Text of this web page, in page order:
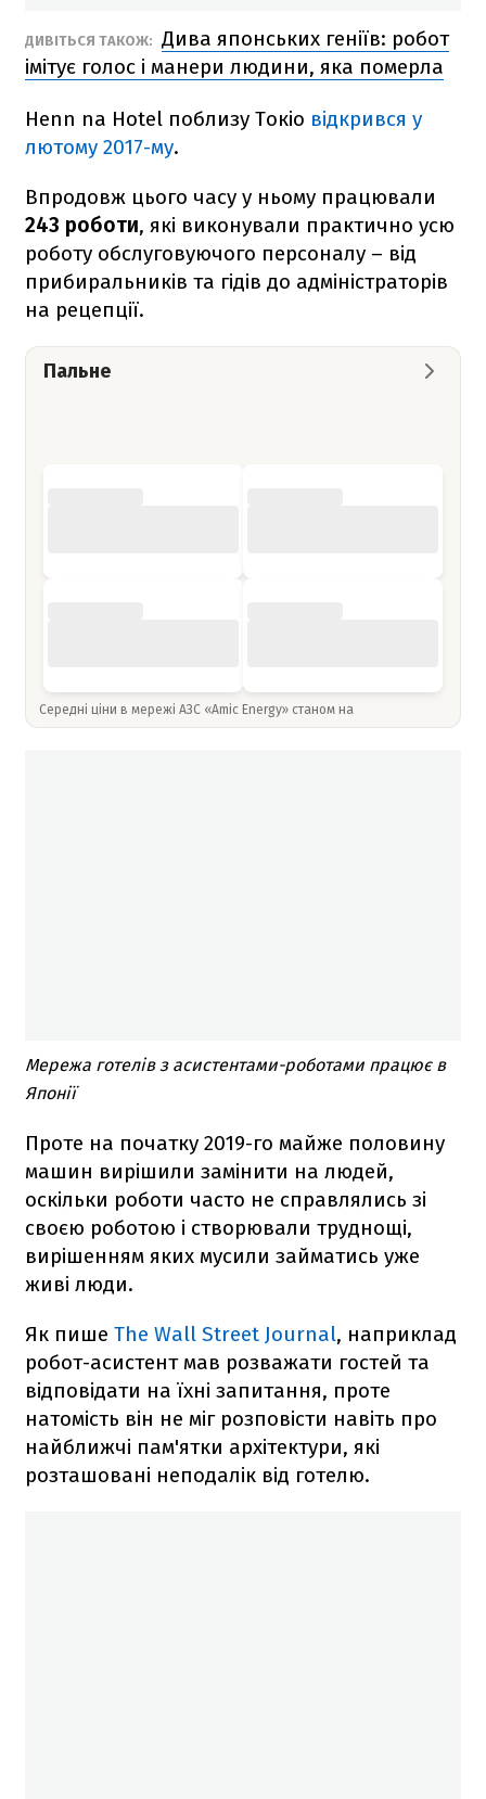
ДИВІТЬСЯ ТАКОЖ: Дива японських геніїв: робот
імітує голос і манери людини, яка померла
Henn na Hotel поблизу Токіо відкрився у
лютому 2017-му.
Впродовж цього часу у ньому працювали
243 роботи, які виконували практично усю
роботу обслуговуючого персоналу – від
прибиральників та гідів до адміністраторів
на рецепції.
Пальне
Середні ціни в мережі АЗС «Amic Energy» станом на
Мережа готелів з асистентами-роботами працює в
Японії
Проте на початку 2019-го майже половину
машин вирішили замінити на людей,
оскільки роботи часто не справлялись зі
своєю роботою і створювали труднощі,
вирішенням яких мусили займатись уже
живі люди.
Як пише The Wall Street Journal, наприклад
робот-асистент мав розважати гостей та
відповідати на їхні запитання, проте
натомість він не міг розповісти навіть про
найближчі пам'ятки архітектури, які
розташовані неподалік від готелю.